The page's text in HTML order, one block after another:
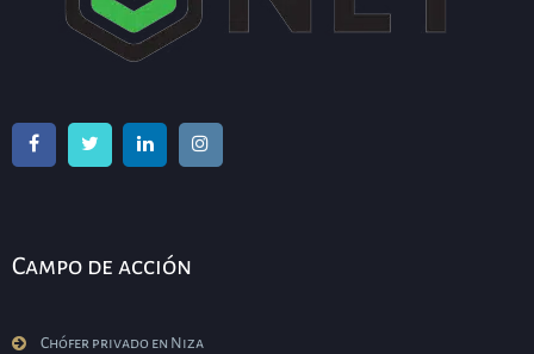
Campo de acción
Chófer privado en Niza